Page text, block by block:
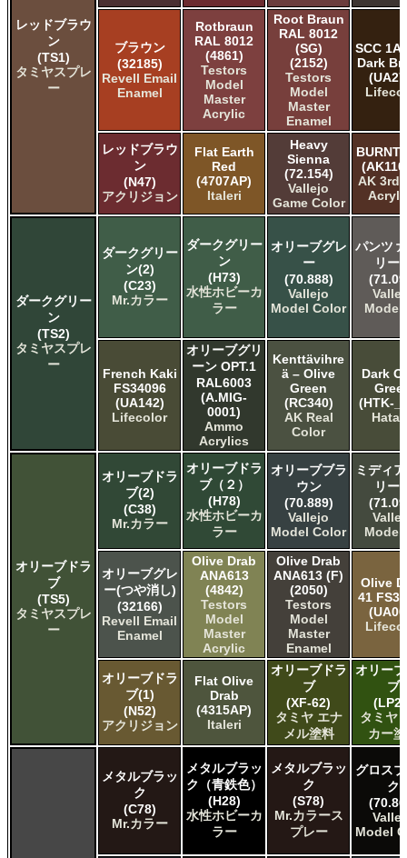
レッドブラウ
ン
(TS1)
タミヤスプレ
ー
ブラウン
(32185)
Revell Email
Enamel
Rotbraun
RAL 8012
(4861)
Testors
Model
Master
Acrylic
Root Braun
RAL 8012
(SG)
(2152)
Testors
Model
Master
Enamel
SCC 1A
Dark
レッドブラウ
ン
(N47)
アクリジョン
Flat Earth
Red
(4707AP)
Italeri
Heavy
Sienna
(72.154)
Vallejo
Game Color
BURNT
AK 3rd
ダークグリー
ン
(TS2)
タミヤスプレ
ー
ダークグリー
ン(2)
(C23)
Mr.カラー
ダークグリー
ン
(H73)
水性ホビーカ
ラー
オリーブグレ
ー
(70.888)
Vallejo
Model Color
パンツ
リー
Model
French Kaki
FS34096
(UA142)
Lifecolor
オリーブグリ
ーン OPT.1
RAL6003
(A.MIG-
0001)
Ammo
Acrylics
Kenttävihre
ä – Olive
Green
(RC340)
AK Real
Color
Dark
(HTK-
オリーブドラ
ブ
(TS5)
タミヤスプレ
ー
オリーブドラ
ブ(2)
(C38)
Mr.カラー
オリーブドラ
ブ（２）
(H78)
水性ホビーカ
ラー
オリーブブラ
ウン
(70.889)
Vallejo
Model Color
ミディ
リー
Model
オリーブグレ
ー(つや消し)
(32166)
Revell Email
Enamel
Olive Drab
ANA613
(4842)
Testors
Model
Master
Acrylic
Olive Drab
ANA613 (F)
(2050)
Testors
Model
Master
Enamel
Olive
41
オリーブドラ
ブ(1)
(N52)
アクリジョン
Flat Olive
Drab
(4315AP)
Italeri
オリーブドラ
ブ
(XF-62)
タミヤ エナ
メル塗料
オリー
ブ
タミヤ
カー
メタルブラッ
ク
(C78)
Mr.カラー
メタルブラッ
ク（青鉄色）
(H28)
水性ホビーカ
ラー
メタルブラッ
ク
(S78)
Mr.カラース
プレー
グロス
ク
Model